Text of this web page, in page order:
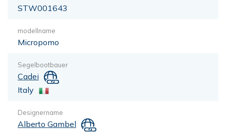
STW001643
modellname
Micropomo
Segelbootbauer
Cadei
Italy
Designername
Alberto Gambel